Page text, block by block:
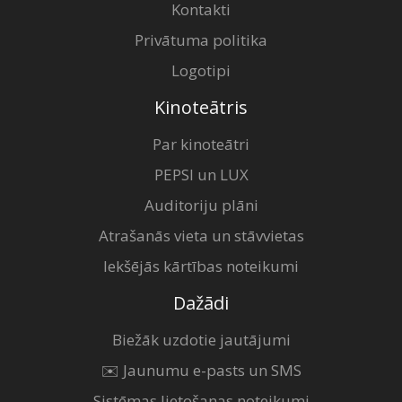
Kontakti
Privātuma politika
Logotipi
Kinoteātris
Par kinoteātri
PEPSI un LUX
Auditoriju plāni
Atrašanās vieta un stāvvietas
Iekšējās kārtības noteikumi
Dažādi
Biežāk uzdotie jautājumi
✉️ Jaunumu e-pasts un SMS